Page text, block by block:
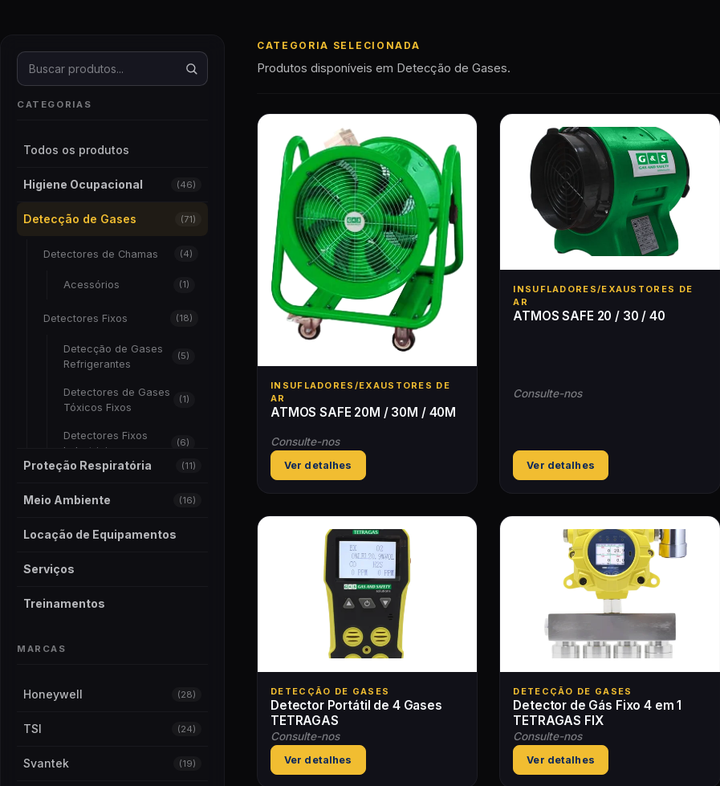
Buscar produtos
CATEGORIAS
Todos os produtos
Higiene Ocupacional (46)
Detecção de Gases (71)
Detectores de Chamas (4)
Acessórios (1)
Detectores Fixos (18)
Detecção de Gases
Refrigerantes
(5)
Detectores de Gases
Tóxicos Fixos
(1)
Detectores Fixos
Industriais
(6)
Detectores com Sinal
Tóxicos Portáteis
Gás
Multigases
(3)
Ventilação e Resgate (8)
Proteção Respiratória (11)
Meio Ambiente (16)
Locação de Equipamentos
Serviços
Treinamentos
MARCAS
Honeywell (28)
TSI (24)
Svantek (19)
CATEGORIA SELECIONADA
Produtos disponíveis em Detecção de Gases.
INSUFLADORES/EXAUSTORES DE
AR
ATMOS SAFE 20M / 30M / 40M
Consulte-nos
Ver detalhes
INSUFLADORES/EXAUSTORES DE
AR
ATMOS SAFE 20 / 30 / 40
Consulte-nos
Ver detalhes
DETECÇÃO DE GASES
Detector Portátil de 4 Gases
TETRAGAS
Consulte-nos
Ver detalhes
DETECÇÃO DE GASES
Detector de Gás Fixo 4 em 1
TETRAGAS FIX
Consulte-nos
Ver detalhes